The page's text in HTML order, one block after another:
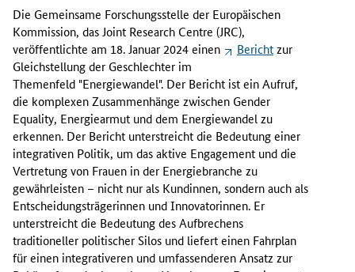
e
r
B
e
r
i
c
h
t
i
s
t
e
i
n
Die Gemeinsame Forschungsstelle der Europäischen
Kommission, das Joint Research Centre (JRC),
veröffentlichte am 18. Januar 2024 einen
Berichtzur
Gleichstellung der Geschlechter im
Themenfeld "Energiewandel". Der Bericht ist ein Aufruf,
die komplexen Zusammenhänge zwischen Gender
Equality, Energiearmut und dem Energiewandel zu
erkennen. Der Bericht unterstreicht die Bedeutung einer
integrativen Politik, um das aktive Engagement und die
Vertretung von Frauen in der Energiebranche zu
gewährleisten – nicht nur als Kundinnen, sondern auch als
Entscheidungsträgerinnen und Innovatorinnen. Er
unterstreicht die Bedeutung des Aufbrechens
traditioneller politischer Silos und liefert einen Fahrplan
für einen integrativeren und umfassenderen Ansatz zur